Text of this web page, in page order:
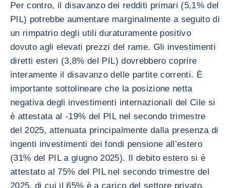
Per contro, il disavanzo dei redditi primari (5,1% del
PIL) potrebbe aumentare marginalmente a seguito di
un rimpatrio degli utili duraturamente positivo
dovuto agli elevati prezzi del rame. Gli investimenti
diretti esteri (3,8% del PIL) dovrebbero coprire
interamente il disavanzo delle partite correnti. È
importante sottolineare che la posizione netta
negativa degli investimenti internazionali del Cile si
è attestata al -19% del PIL nel secondo trimestre
del 2025, attenuata principalmente dalla presenza di
ingenti investimenti dei fondi pensione all’estero
(31% del PIL a giugno 2025). Il debito estero si è
attestato al 75% del PIL nel secondo trimestre del
2025, di cui il 65% è a carico del settore privato.